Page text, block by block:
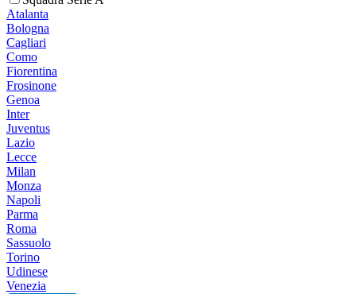
Atalanta
Bologna
Cagliari
Como
Fiorentina
Frosinone
Genoa
Inter
Juventus
Lazio
Lecce
Milan
Monza
Napoli
Parma
Roma
Sassuolo
Torino
Udinese
Venezia